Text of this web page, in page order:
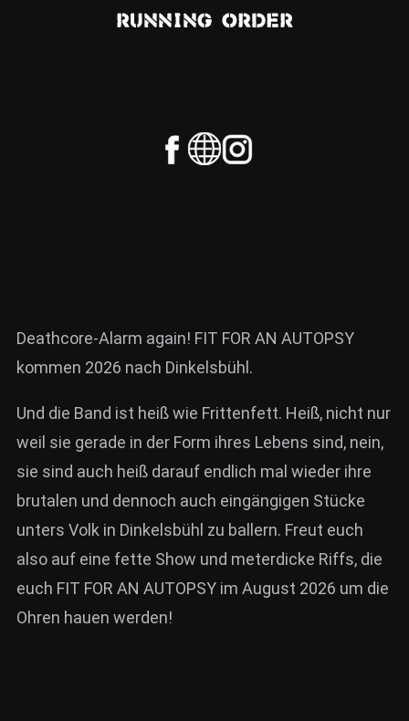
BARRIEREFREIHEIT
Running Order
Deathcore-Alarm again! FIT FOR AN AUTOPSY
kommen 2026 nach Dinkelsbühl.
Und die Band ist heiß wie Frittenfett. Heiß, nicht nur
weil sie gerade in der Form ihres Lebens sind, nein,
sie sind auch heiß darauf endlich mal wieder ihre
brutalen und dennoch auch eingängigen Stücke
unters Volk in Dinkelsbühl zu ballern. Freut euch
also auf eine fette Show und meterdicke Riffs, die
euch FIT FOR AN AUTOPSY im August 2026 um die
Ohren hauen werden!